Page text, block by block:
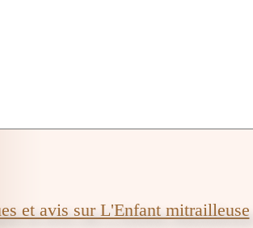
et avis sur L'Enfant mitrailleuse